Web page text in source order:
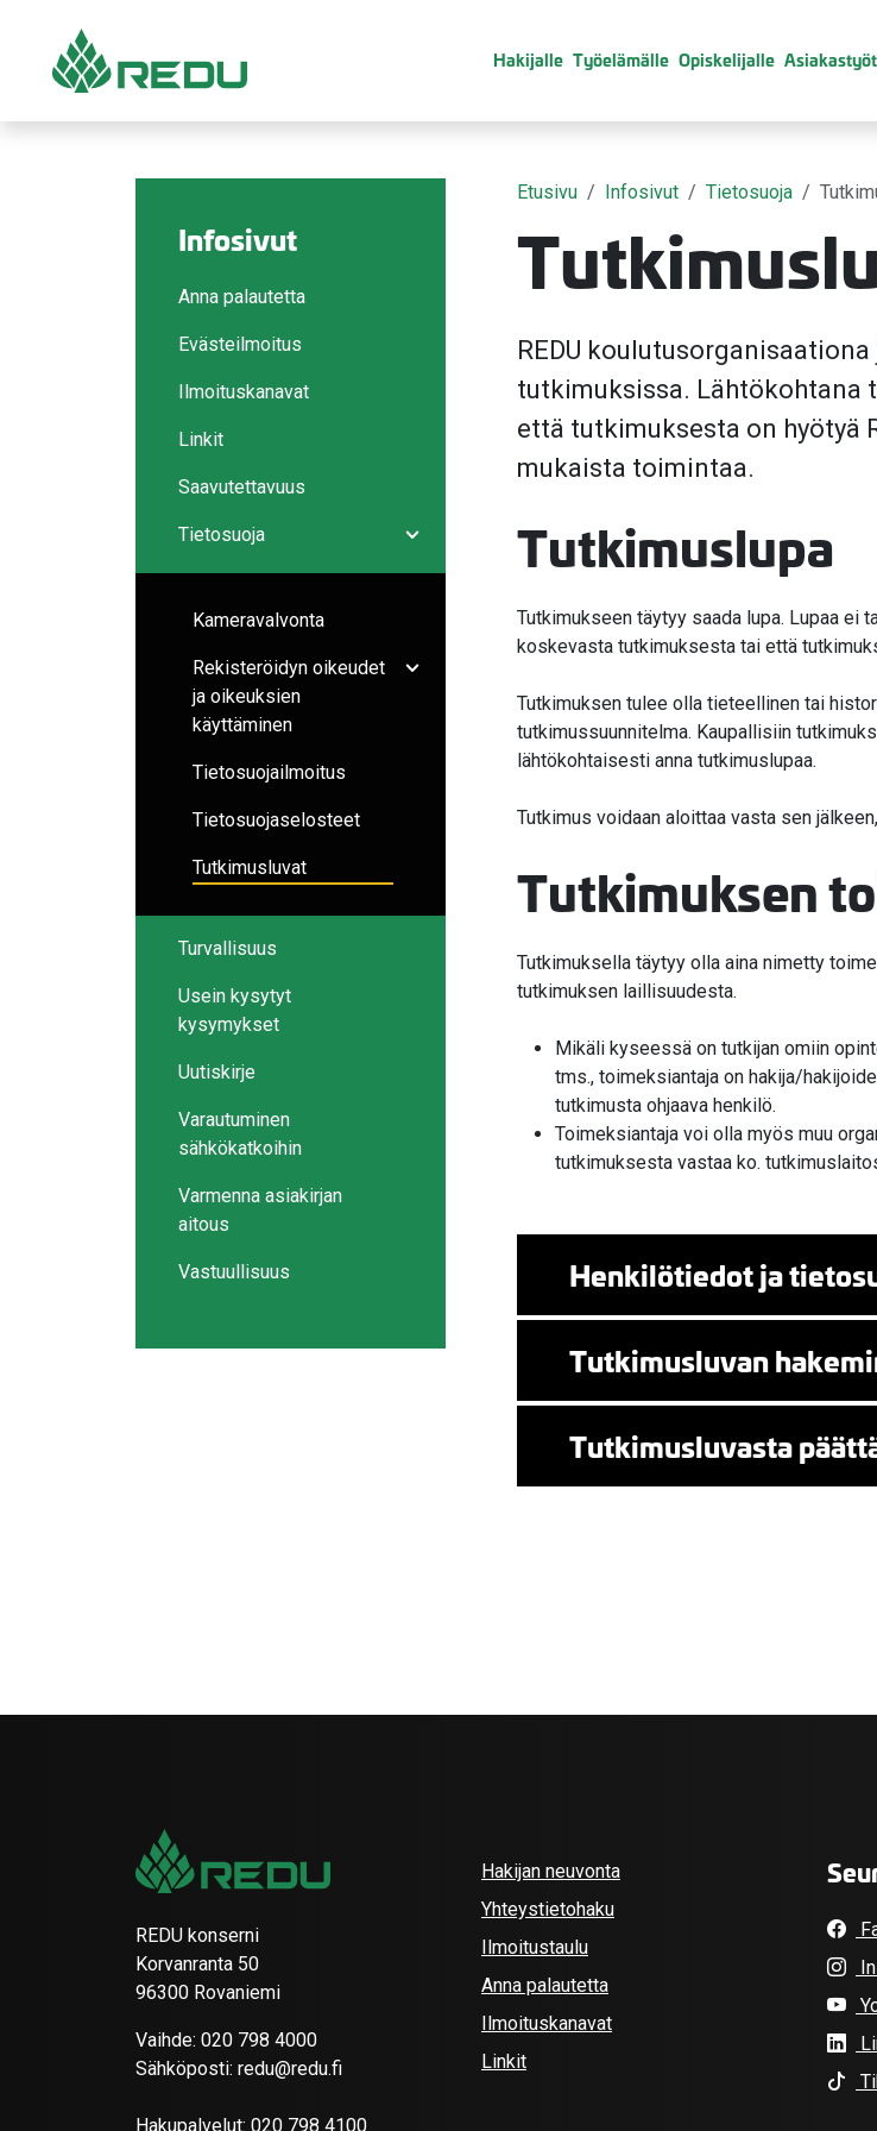
Hakijalle Työelämälle Opiskelijalle
Infosivut
Anna palautetta
Evästeilmoitus
Ilmoituskanavat
Linkit
Saavutettavuus
Avaa/sulje alavalikko
Tietosuoja
Kameravalvonta
Rekisteröidyn oikeudet
ja oikeuksien
käyttäminen
Tietosuojailmoitus
Tietosuojaselosteet
Tutkimusluvat
Turvallisuus
Usein kysytyt
kysymykset
Uutiskirje
Varautuminen
sähkökatkoihin
Varmenna asiakirjan
aitous
Vastuullisuus
Etusivu Infosivut Tietosuoja
REDU
tutkimuksissa. Lähtökohtana
että tutkimuksesta on hyötyä
mukaista toimintaa.
Tutkimuslupa
Tutkimukseen täytyy saada lupa. Lupaa ei
koskevasta tutkimuksesta tai että
Tutkimuksen tulee olla tieteellinen tai
tutkimussuunnitelma. Kaupallisiin
lähtökohtaisesti anna tutkimuslupaa.
Tutkimus voidaan aloittaa vasta sen
Tutkimuksen
Tutkimuksella täytyy olla aina nimetty
tutkimuksen laillisuudesta.
Mikäli kyseessä on tutkijan omiin
tms., toimeksiantaja on hakija/
tutkimusta ohjaava henkilö.
Toimeksiantaja voi olla myös muu
tutkimuksesta vastaa ko.
Henkilötiedot ja
Tutkimusluvan
Tutkimusluvasta
REDU konserni
Korvanranta 50
96300 Rovaniemi
Vaihde: 020 798 4000
Sähköposti: redu@redu.fi
Hakupalvelut: 020 798 4100
Hakijan neuvonta
Yhteystietohaku
Ilmoitustaulu
Anna palautetta
Ilmoituskanavat
Linkit